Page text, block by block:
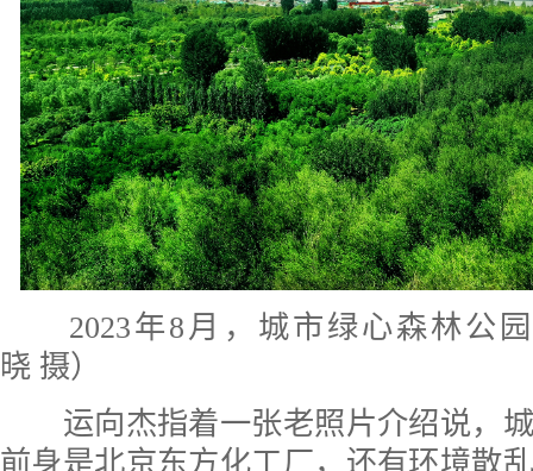
2023年8月，城市绿心森林公
晓 摄）
运向杰指着一张老照片介绍说，城
前身是北京东方化工厂，还有环境散